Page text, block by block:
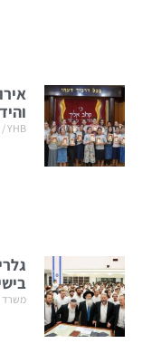
YHB
משרד